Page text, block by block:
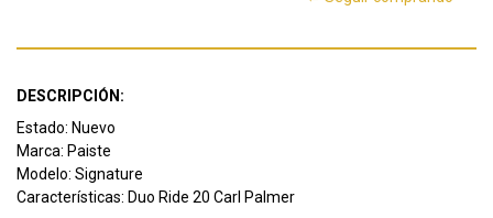
DESCRIPCIÓN:
Estado: Nuevo
Marca: Paiste
Modelo: Signature
Características: Duo Ride 20 Carl Palmer